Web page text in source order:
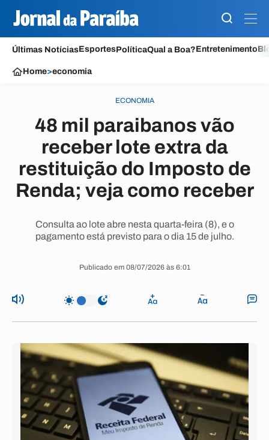
Últimas NotíciasEsportesPolíticaQual a Boa?Entretenimento
Home>economia
ECONOMIA
48 mil paraibanos vão
receber lote extra da
restituição do Imposto de
Renda; veja como receber
Consulta ao lote abre nesta quarta-feira (8), e o
pagamento está previsto para o dia 15 de julho.
Publicado em 08/07/2026 às 6:01